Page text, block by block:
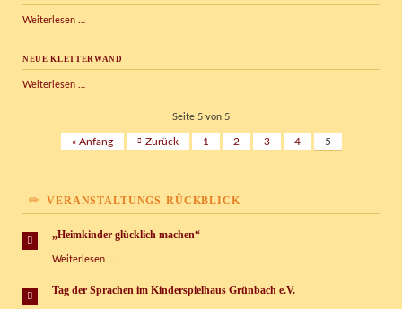
Weiterlesen …
auf
NEUE KLETTERWAND
Weiterlesen …
Seite 5 von 5
« Anfang Zurück 1 2 3 4 5
VERANSTALTUNGS-RÜCKBLICK
„Heimkinder glücklich machen“
Weiterlesen …
machen“
Tag der Sprachen im Kinderspielhaus Grünbach e.V.